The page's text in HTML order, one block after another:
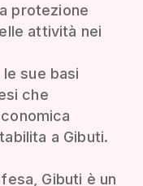
protezione
attività nei
sue basi
che
a Gibuti.
Gibuti è un